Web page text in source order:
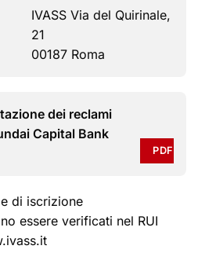
IVASS Via del Quirinale,
21
00187 Roma
dei reclami
Capital Bank
PDF
di iscrizione
essere verificati nel RUI